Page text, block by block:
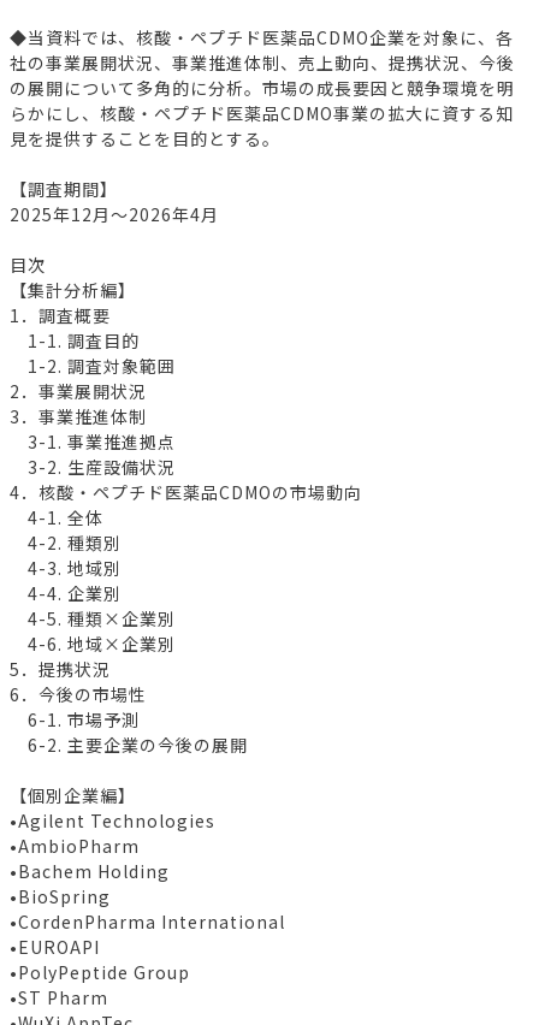
◆当資料では、核酸・ペプチド医薬品CDMO企業を対象に、各
社の事業展開状況、事業推進体制、売上動向、提携状況、今後
の展開について多角的に分析。市場の成長要因と競争環境を明
らかにし、核酸・ペプチド医薬品CDMO事業の拡大に資する知
見を提供することを目的とする。
【調査期間】
2025年12月～2026年4月
目次
【集計分析編】
1．調査概要
1-1. 調査目的
1-2. 調査対象範囲
2．事業展開状況
3．事業推進体制
3-1. 事業推進拠点
3-2. 生産設備状況
4．核酸・ペプチド医薬品CDMOの市場動向
4-1. 全体
4-2. 種類別
4-3. 地域別
4-4. 企業別
4-5. 種類×企業別
4-6. 地域×企業別
5．提携状況
6．今後の市場性
6-1. 市場予測
6-2. 主要企業の今後の展開
【個別企業編】
•Agilent Technologies
•AmbioPharm
•Bachem Holding
•BioSpring
•CordenPharma International
•EUROAPI
•PolyPeptide Group
•ST Pharm